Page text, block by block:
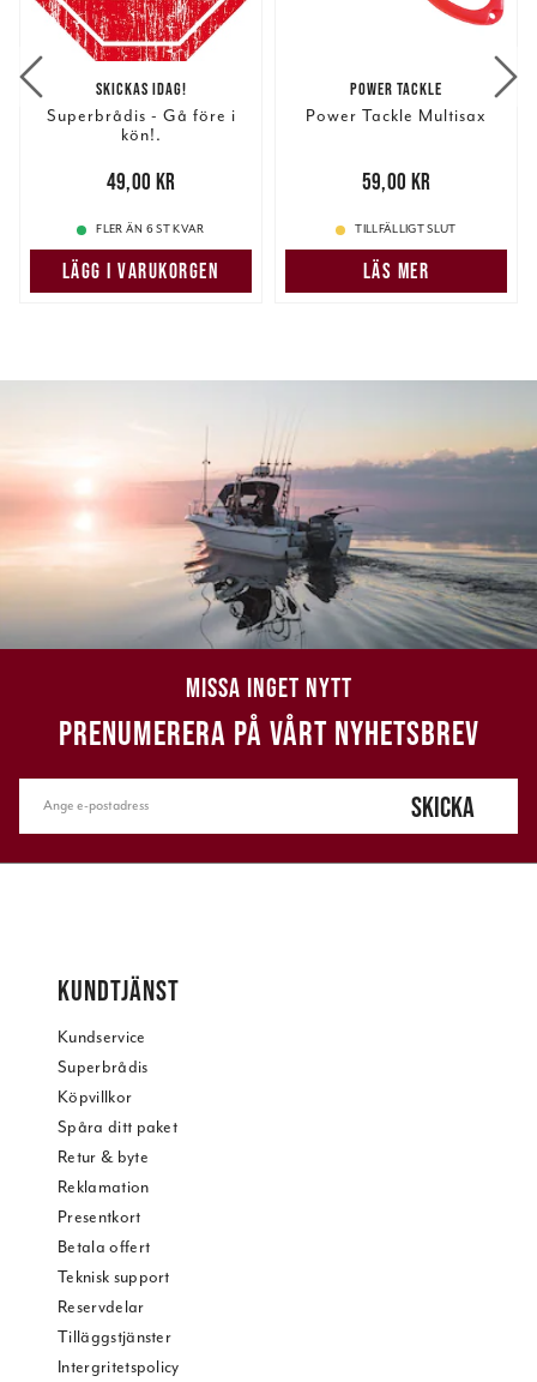
SKICKAS IDAG!
Superbrådis - Gå före i
kön!.
49,00 kr
49,00 kr
FLER ÄN 6 ST KVAR
LÄGG I VARUKORGEN
POWER TACKLE
Power Tackle Multisax
59,00 kr
59,00 kr
TILLFÄLLIGT SLUT
LÄS MER
MISSA INGET NYTT
PRENUMERERA PÅ VÅRT NYHETSBREV
SKICKA
KUNDTJÄNST
Kundservice
Superbrådis
Köpvillkor
Spåra ditt paket
Retur & byte
Reklamation
Presentkort
Betala offert
Teknisk support
Reservdelar
Tilläggstjänster
Intergritetspolicy